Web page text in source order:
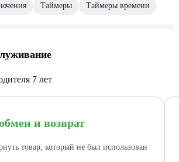
Таймеры Таймеры времени
7 лет
и возврат
товар, который не был использован